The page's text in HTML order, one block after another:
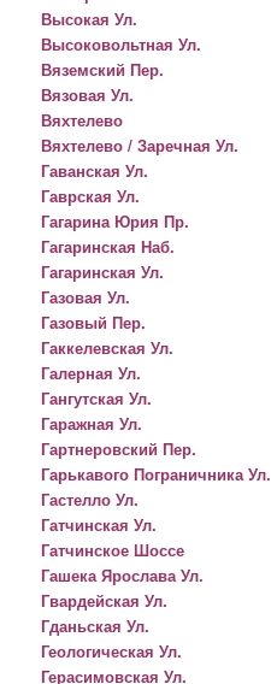
Высокая Ул.
Высоковольтная Ул.
Вяземский Пер.
Вязовая Ул.
Вяхтелево
Вяхтелево / Заречная Ул.
Гаванская Ул.
Гаврская Ул.
Гагарина Юрия Пр.
Гагаринская Наб.
Гагаринская Ул.
Газовая Ул.
Газовый Пер.
Гаккелевская Ул.
Галерная Ул.
Гангутская Ул.
Гаражная Ул.
Гартнеровский Пер.
Гарькавого Пограничника Ул.
Гастелло Ул.
Гатчинская Ул.
Гатчинское Шоссе
Гашека Ярослава Ул.
Гвардейская Ул.
Гданьская Ул.
Геологическая Ул.
Герасимовская Ул.